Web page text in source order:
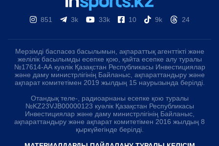
851 3k 33k 10 9k 24
Мерзімді баспасөз басылымын, ақпараттық агенттікті және
желілік басылымды есепке қою, қайта есепке алу туралы
№17614-АА куәлік Қазақстан Республикасы Инвестициялар
және даму министрлігінің Байланыс, ақпараттандыру және
ақпарат комитетімен 2019 жылдың 15 наурызында берілді.
Отандық теле-, радиоарнаны есепке қою туралы
№KZ23VJB00000123 куәлік Қазақстан Республикасы
Инвестициялар және даму министрлігінің Байланыс,
ақпараттандыру және ақпарат комитетімен 2016 жылдың 8
қыркүйегінде берілді.